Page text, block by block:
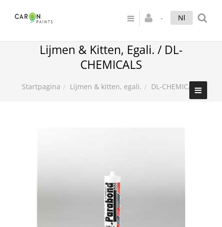
Nl
Lijmen & Kitten, Egali. / DL-
CHEMICALS
Startpagina Lijmen & kitten, egali. DL-CHEMICALS